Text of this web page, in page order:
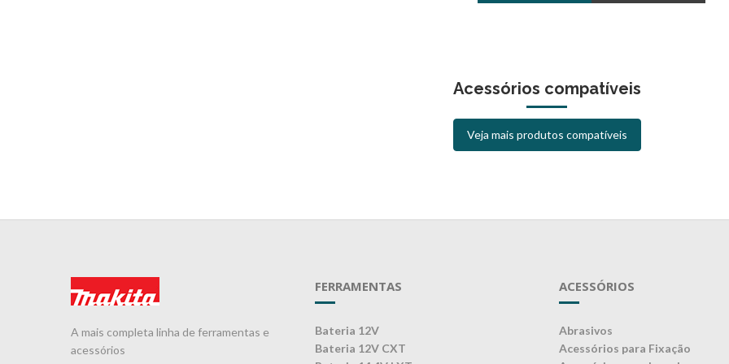
Acessórios compatíveis
Veja mais produtos compatíveis
A mais completa linha de ferramentas e
acessórios
FERRAMENTAS
Bateria 12V
Bateria 12V CXT
ACESSÓRIOS
Abrasivos
Acessórios para Fixação